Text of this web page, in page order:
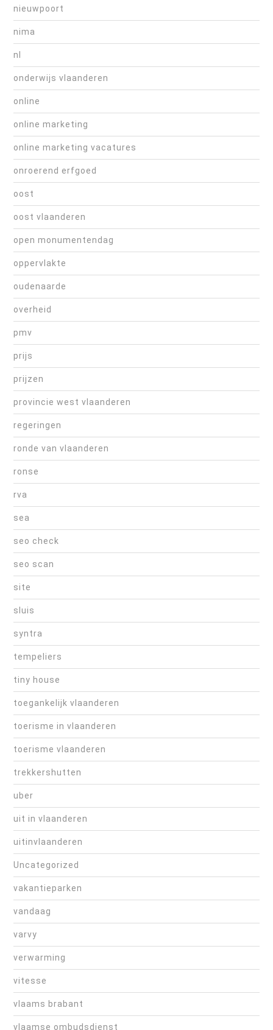
nieuwpoort
nima
nl
onderwijs vlaanderen
online
online marketing
online marketing vacatures
onroerend erfgoed
oost
oost vlaanderen
open monumentendag
oppervlakte
oudenaarde
overheid
pmv
prijs
prijzen
provincie west vlaanderen
regeringen
ronde van vlaanderen
ronse
rva
sea
seo check
seo scan
site
sluis
syntra
tempeliers
tiny house
toegankelijk vlaanderen
toerisme in vlaanderen
toerisme vlaanderen
trekkershutten
uber
uit in vlaanderen
uitinvlaanderen
Uncategorized
vakantieparken
vandaag
varvy
verwarming
vitesse
vlaams brabant
vlaamse ombudsdienst